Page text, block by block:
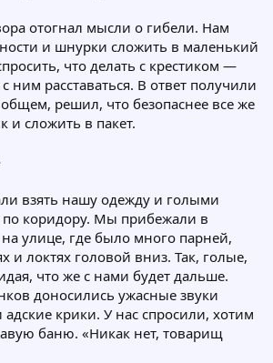
отогнал мысли о гибели. Нам
и шнурки сложить в маленький
что делать с крестиком —
ним расставаться. В ответ получили
общем, решил, что безопаснее все же
и сложить в пакет.
взять нашу одежду и голыми
коридору. Мы прибежали в
улице, где было много парней,
и локтях головой вниз. Так, голые,
что же с нами будет дальше.
доносились ужасные звуки
крики. У нас спросили, хотим
баню. «Никак нет, товарищ